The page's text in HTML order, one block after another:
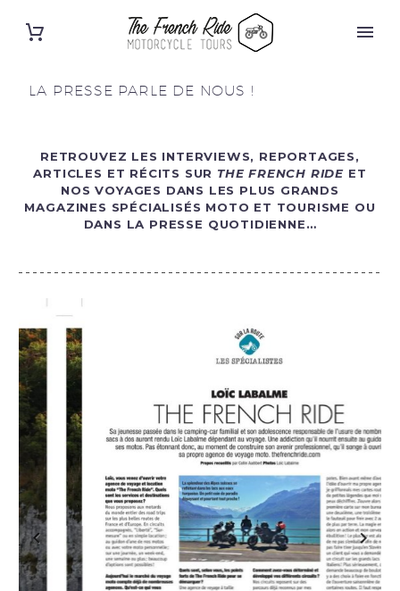
LA PRESSE PARLE DE NOUS !
RETROUVEZ LES INTERVIEWS, REPORTAGES,
ARTICLES ET RÉCITS SUR THE FRENCH RIDE ET
NOS VOYAGES DANS LES PLUS GRANDS
MAGAZINES SPÉCIALISÉS MOTO ET TOURISME OU
DANS LA PRESSE QUOTIDIENNE…
Previous Next